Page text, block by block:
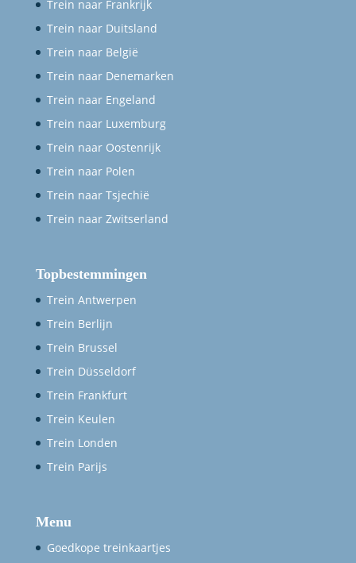
Trein naar Frankrijk
Trein naar Duitsland
Trein naar België
Trein naar Denemarken
Trein naar Engeland
Trein naar Luxemburg
Trein naar Oostenrijk
Trein naar Polen
Trein naar Tsjechië
Trein naar Zwitserland
Topbestemmingen
Trein Antwerpen
Trein Berlijn
Trein Brussel
Trein Düsseldorf
Trein Frankfurt
Trein Keulen
Trein Londen
Trein Parijs
Menu
Goedkope treinkaartjes